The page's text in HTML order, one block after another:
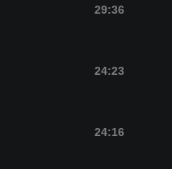
29:36
24:23
24:16